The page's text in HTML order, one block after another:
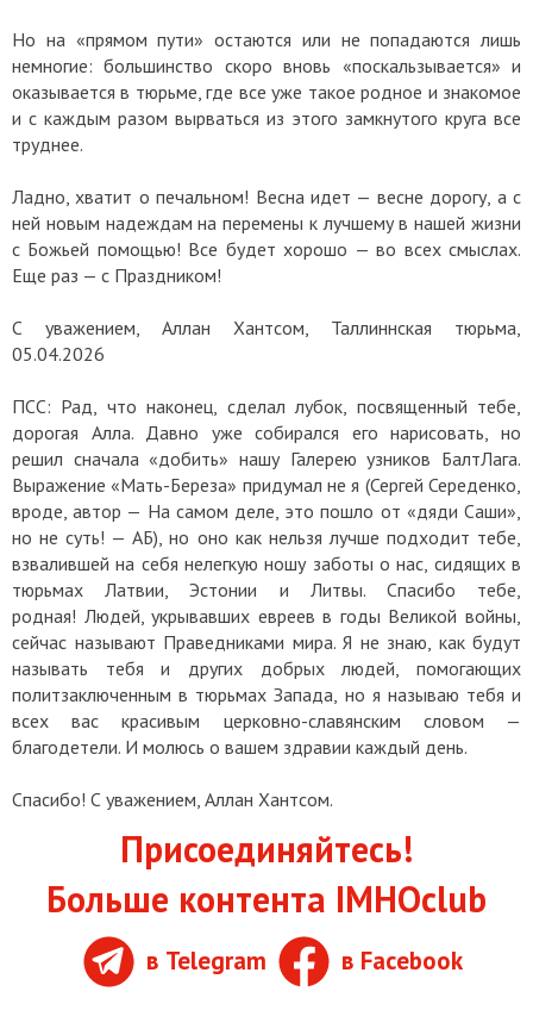
Но на «прямом пути» остаются или не попадаются лишь
немногие: большинство скоро вновь «поскальзывается» и
оказывается в тюрьме, где все уже такое родное и знакомое
и с каждым разом вырваться из этого замкнутого круга все
труднее.
Ладно, хватит о печальном! Весна идет — весне дорогу, а с
ней новым надеждам на перемены к лучшему в нашей жизни
с Божьей помощью! Все будет хорошо — во всех смыслах.
Еще раз — с Праздником!
С уважением, Аллан Хантсом, Таллиннская тюрьма,
05.04.2026
ПСС: Рад, что наконец, сделал лубок, посвященный тебе,
дорогая Алла. Давно уже собирался его нарисовать, но
решил сначала «добить» нашу Галерею узников БалтЛага.
Выражение «Мать-Береза» придумал не я (Сергей Середенко,
вроде, автор — На самом деле, это пошло от «дяди Саши»,
но не суть! — АБ), но оно как нельзя лучше подходит тебе,
взвалившей на себя нелегкую ношу заботы о нас, сидящих в
тюрьмах Латвии, Эстонии и Литвы. Спасибо тебе,
родная! Людей, укрывавших евреев в годы Великой войны,
сейчас называют Праведниками мира. Я не знаю, как будут
называть тебя и других добрых людей, помогающих
политзаключенным в тюрьмах Запада, но я называю тебя и
всех вас красивым церковно-славянским словом —
благодетели. И молюсь о вашем здравии каждый день.
Спасибо! С уважением, Аллан Хантсом.
Присоединяйтесь!
Больше контента IMHOclub
в Telegram в Facebook